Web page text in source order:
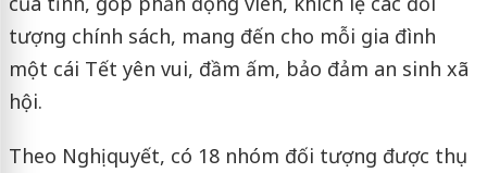
tượng chính sách, mang đến cho mỗi gia đình
một cái Tết yên vui, đầm ấm, bảo đảm an sinh xã
hội.
Theo Nghị quyết, có 18 nhóm đối tượng được thụ